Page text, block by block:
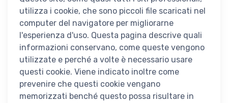
utilizza i cookie, che sono piccoli file scaricati nel
computer del navigatore per migliorarne
l'esperienza d'uso. Questa pagina descrive quali
informazioni conservano, come queste vengono
utilizzate e perché a volte è necessario usare
questi cookie. Viene indicato inoltre come
prevenire che questi cookie vengano
memorizzati benché questo possa risultare in